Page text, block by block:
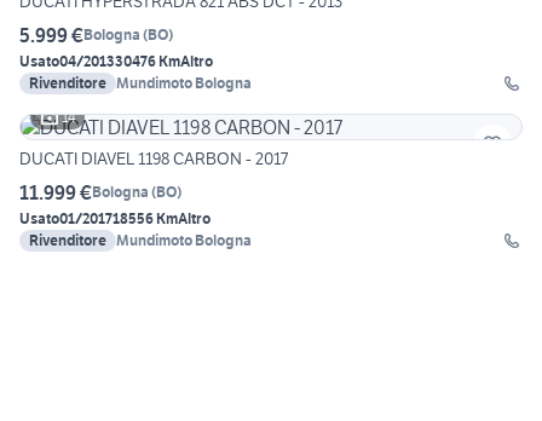
5.999 €Bologna (BO)
Usato04/201330476 KmAltro
Rivenditore Mundimoto Bologna
14
DUCATI DIAVEL 1198 CARBON - 2017
11.999 €Bologna (BO)
Usato01/201718556 KmAltro
Rivenditore Mundimoto Bologna